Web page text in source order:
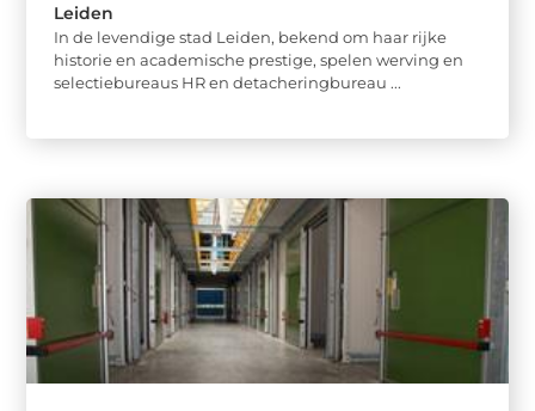
Leiden
In de levendige stad Leiden, bekend om haar rijke
historie en academische prestige, spelen werving en
selectiebureaus HR en detacheringbureau ...